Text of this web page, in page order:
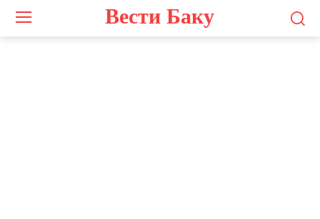
Вести Баку